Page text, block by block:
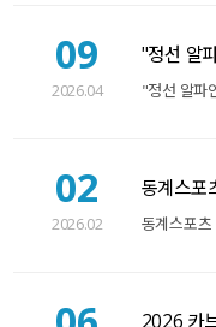
09
2026.04
"정선 알
02
2026.02
동계스포